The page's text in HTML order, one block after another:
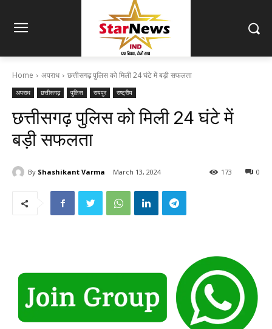
Home अपराध छत्तीसगढ़ पुलिस को मिली 24 घंटे में बड़ी सफलता
अपराध छत्तीसगढ़ पुलिस रायपुर राष्ट्रीय
छत्तीसगढ़ पुलिस को मिली 24 घंटे में
बड़ी सफलता
By Shashikant Varma March 13, 2024 0
173